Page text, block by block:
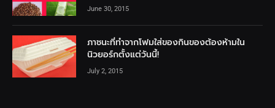
June 30, 2015
ภาชนะที่ทำจากโฟมใส่ของกินของต้องห้ามใน
นิวยอร์กตั้งแต่วันนี้!
July 2, 2015